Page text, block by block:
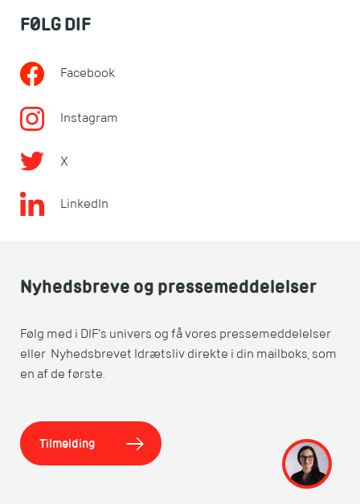
FØLG DIF
Facebook
Instagram
X
LinkedIn
Nyhedsbreve og pressemeddelelser
Følg med i DIF's univers og få vores pressemeddelelser
eller Nyhedsbrevet Idrætsliv direkte i din mailboks, som
en af de første.
Tilmelding